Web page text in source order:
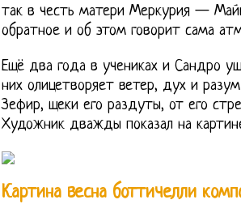
так в честь матери Меркурия —
обратное и об этом говорит сама
Ещё два года в учениках и Сандро
них олицетворяет ветер, дух и
Зефир, щеки его раздуты, от его
Художник дважды показал на
Картина весна боттичелли